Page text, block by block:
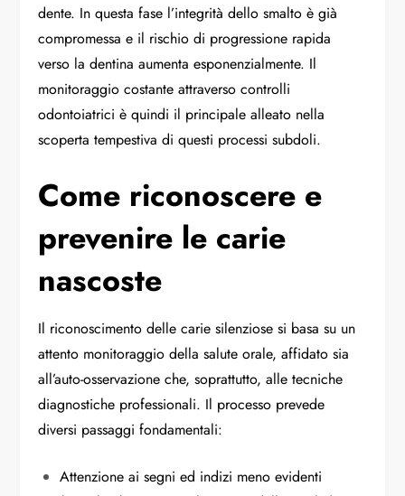
dente. In questa fase l’integrità dello smalto è già
compromessa e il rischio di progressione rapida
verso la dentina aumenta esponenzialmente. Il
monitoraggio costante attraverso controlli
odontoiatrici è quindi il principale alleato nella
scoperta tempestiva di questi processi subdoli.
Come riconoscere e
prevenire le carie
nascoste
Il riconoscimento delle carie silenziose si basa su un
attento monitoraggio della salute orale, affidato sia
all’auto-osservazione che, soprattutto, alle tecniche
diagnostiche professionali. Il processo prevede
diversi passaggi fondamentali:
Attenzione ai segni ed indizi meno evidenti